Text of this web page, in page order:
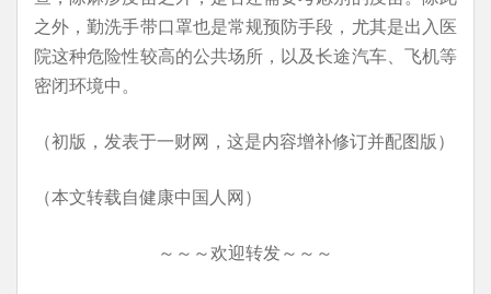
之外，勤洗手带口罩也是常规预防手段，尤其是出入医
院这种危险性较高的公共场所，以及长途汽车、飞机等
密闭环境中。
（初版，发表于一财网，这是内容增补修订并配图版）
（本文转载自健康中国人网）
～～～欢迎转发～～～